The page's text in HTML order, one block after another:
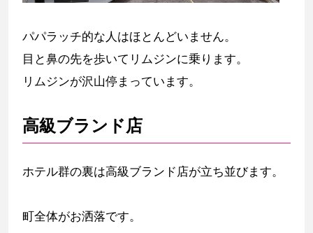
パパラッチ的な人はほとんどいません。
目と鼻の先を歩いてリムジンに乗ります。
リムジンが沢山停まっています。
高級ブランド店
ホテル群の裏は高級ブランド店が立ち並びます。
町全体がお洒落です。